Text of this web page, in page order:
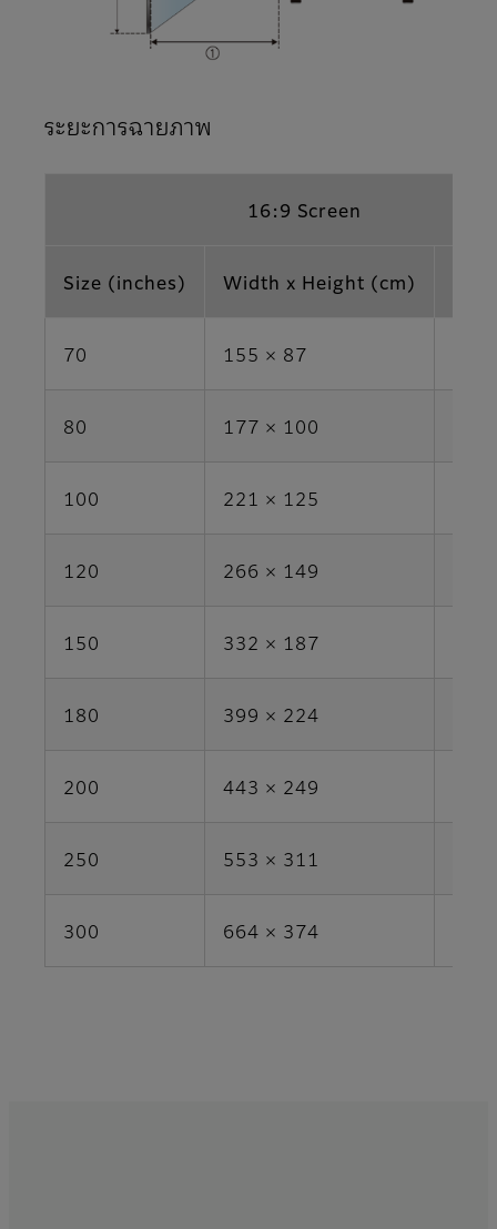
ระยะการฉายภาพ
16:9 Screen
Size (inches) Width x Height (cm)
70 155 × 87
80 177 × 100
100 221 × 125
120 266 × 149
150 332 × 187
180 399 × 224
200 443 × 249
250 553 × 311
300 664 × 374